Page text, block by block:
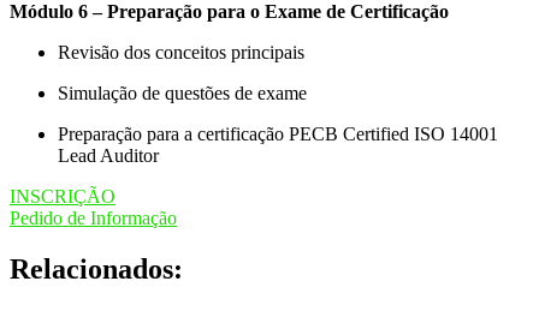
Módulo 6 – Preparação para o Exame de Certificação
Revisão dos conceitos principais
Simulação de questões de exame
Preparação para a certificação PECB Certified ISO 14001
Lead Auditor
INSCRIÇÃO
Pedido de Informação
Relacionados: